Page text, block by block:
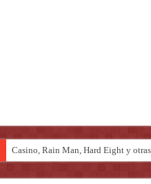
Casino, Rain Man, Hard Eight y
Introducción al maravilloso mundo